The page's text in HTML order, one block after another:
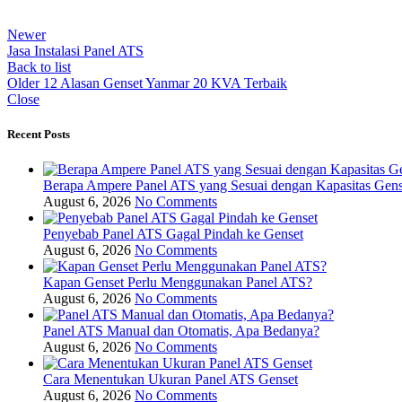
Newer
Jasa Instalasi Panel ATS
Back to list
Older 12 Alasan Genset Yanmar 20 KVA Terbaik
Close
Recent Posts
Berapa Ampere Panel ATS yang Sesuai dengan Kapasitas
August 6, 2026 No Comments
Penyebab Panel ATS Gagal Pindah ke Genset
August 6, 2026 No Comments
Kapan Genset Perlu Menggunakan Panel ATS?
August 6, 2026 No Comments
Panel ATS Manual dan Otomatis, Apa Bedanya?
August 6, 2026 No Comments
Cara Menentukan Ukuran Panel ATS Genset
August 6, 2026 No Comments